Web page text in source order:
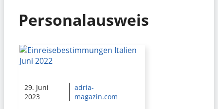
Personalausweis
29. Juni
2023
adria-
magazin.com